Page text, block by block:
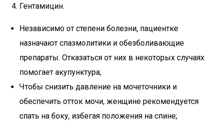
Гентамицин.
Независимо от степени болезни, пациентке
назначают спазмолитики и обезболивающие
препараты. Отказаться от них в некоторых случаях
помогает акупунктура;
Чтобы снизить давление на мочеточники и
обеспечить отток мочи, женщине рекомендуется
спать на боку, избегая положения на спине;